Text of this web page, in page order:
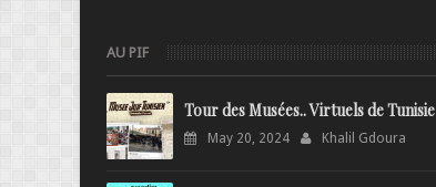
AU PIF
Tour des Musées.. Virtuels de Tunisie
May 20, 2024 Khalil Gdoura